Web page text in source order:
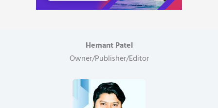
Hemant Patel
Owner/Publisher/Editor